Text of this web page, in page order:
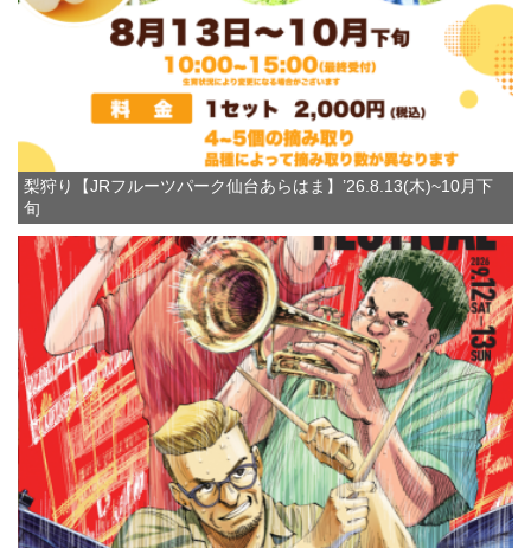
梨狩り【JRフルーツパーク仙台あらはま】’26.8.13(木)~10月下
旬